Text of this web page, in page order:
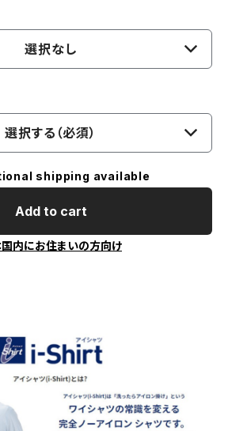
選択なし
選択する（必須）
shipping available
Add to cart
国内にお住まいの方向け